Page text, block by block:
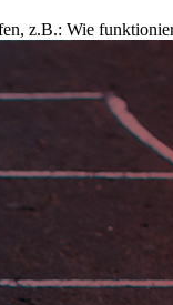
z.B.: Wie